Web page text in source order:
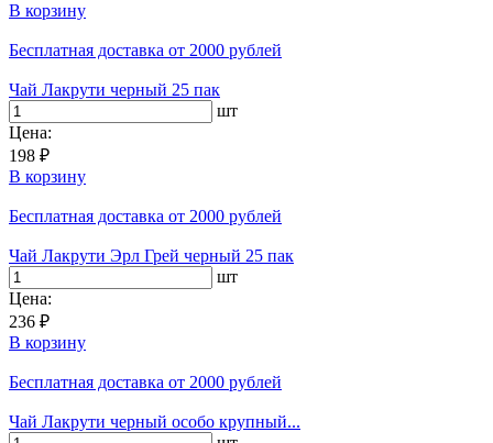
В корзину
Бесплатная доставка от 2000 рублей
Чай Лакрути черный 25 пак
шт
Цена:
198 ₽
В корзину
Бесплатная доставка от 2000 рублей
Чай Лакрути Эрл Грей черный 25 пак
шт
Цена:
236 ₽
В корзину
Бесплатная доставка от 2000 рублей
Чай Лакрути черный особо крупный...